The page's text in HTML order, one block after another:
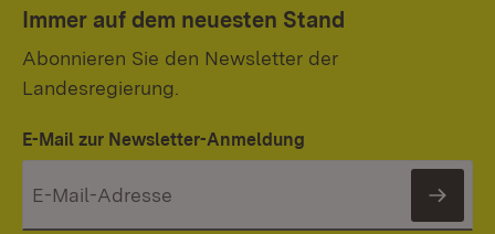
Immer auf dem neuesten Stand
Abonnieren Sie den Newsletter der
Landesregierung.
E-Mail zur Newsletter-Anmeldung